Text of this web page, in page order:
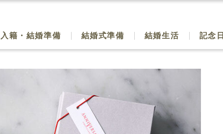
入籍・結婚準備 結婚式準備 結婚生活 記念日